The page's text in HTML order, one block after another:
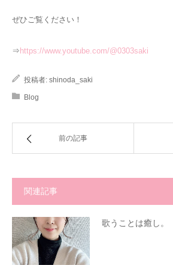
ぜひご覧ください！
⇒https://www.youtube.com/@0303saki
投稿者: shinoda_saki
Blog
前の記事
関連記事
歌うことは癒し。